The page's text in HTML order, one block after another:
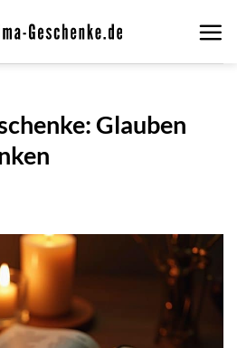
Glauben